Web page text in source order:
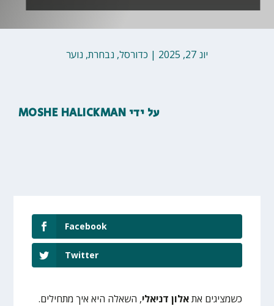
יונ 27, 2025 | כדורסל, נבחרת, נוער
על ידי MOSHE HALICKMAN
Facebook
Twitter
כשמציגים אתאלון דניאלי, השאלה היא איך מתחילים.